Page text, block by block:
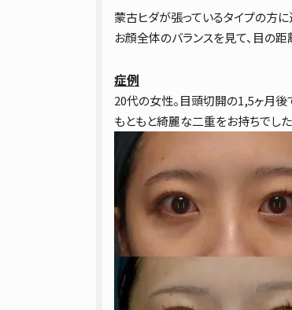
蒙古ヒダが張っているタイプの方に
お顔全体のバランスを見て、目の距
症例
20代の女性。目頭切開の1,5ヶ月後
もともと綺麗な二重をお持ちでし